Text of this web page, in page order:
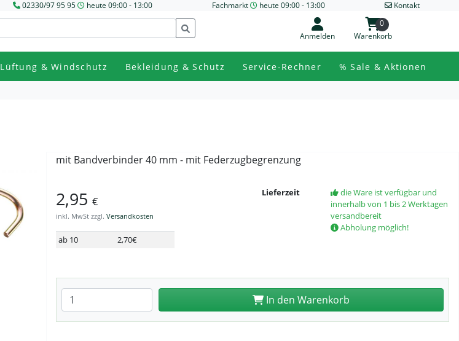
02330/97 95 95 heute 09:00 - 13:00 Fachmarkt heute 09:00 - 13:00 Kontakt
Anmelden Warenkorb
0
Lüftung & Windschutz Bekleidung & Schutz Service-Rechner % Sale & Aktionen
mit Bandverbinder 40 mm - mit Federzugbegrenzung
2,95 €
inkl. MwSt zzgl. Versandkosten
ab 10 2,70€
Lieferzeit
die Ware ist verfügbar und
innerhalb von 1 bis 2 Werktagen
versandbereit
Abholung möglich!
Anzahl eingeben In den Warenkorb